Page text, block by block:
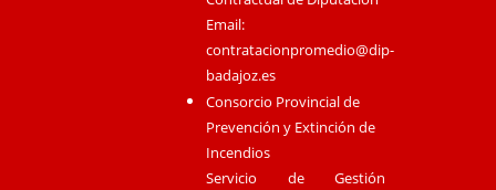
Email:
contratacionpromedio@dip-
badajoz.es
Consorcio Provincial de
Prevención y Extinción de
Incendios
Servicio de Gestión